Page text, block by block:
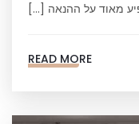
מאוד על ההנאה […]
READ MORE